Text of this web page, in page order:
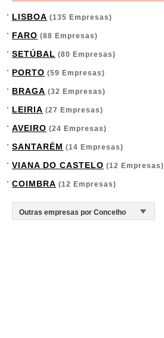
LISBOA (135 Empresas)
FARO (88 Empresas)
SETÚBAL (80 Empresas)
PORTO (59 Empresas)
BRAGA (32 Empresas)
LEIRIA (27 Empresas)
AVEIRO (24 Empresas)
SANTARÉM (14 Empresas)
VIANA DO CASTELO (12 Empresas)
COIMBRA (12 Empresas)